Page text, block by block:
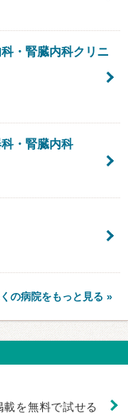
・腎臓内科クリニ
・腎臓内科
の病院をもっと見る »
を無料で試せる